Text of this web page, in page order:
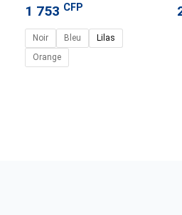
1 753 CFP
Noir Bleu
Lilas
Orange